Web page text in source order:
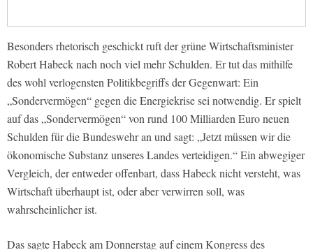
Besonders rhetorisch geschickt ruft der grüne Wirtschaftsminister
Robert Habeck nach noch viel mehr Schulden. Er tut das mithilfe
des wohl verlogensten Politikbegriffs der Gegenwart: Ein
„Sondervermögen“ gegen die Energiekrise sei notwendig. Er spielt
auf das „Sondervermögen“ von rund 100 Milliarden Euro neuen
Schulden für die Bundeswehr an und sagt: „Jetzt müssen wir die
ökonomische Substanz unseres Landes verteidigen.“ Ein abwegiger
Vergleich, der entweder offenbart, dass Habeck nicht versteht, was
Wirtschaft überhaupt ist, oder aber verwirren soll, was
wahrscheinlicher ist.
Das sagte Habeck am Donnerstag auf einem Kongress des